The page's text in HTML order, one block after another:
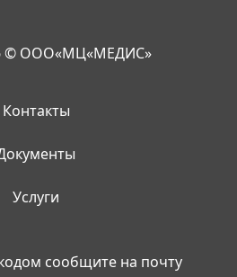
© ООО«МЦ«МЕДИС»
Контакты
Услуги
сообщите на почту